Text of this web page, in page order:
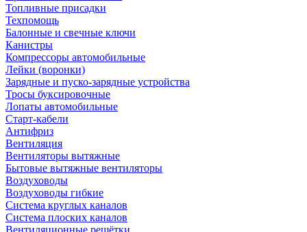
Топливные присадки
Техпомощь
Балонные и свечные ключи
Канистры
Компрессоры автомобильные
Лейки (воронки)
Зарядные и пуско-зарядные устройства
Тросы буксировочные
Лопаты автомобильные
Старт-кабели
Антифриз
Вентиляция
Вентиляторы вытяжные
Бытовые вытяжные вентиляторы
Воздуховоды
Воздуховоды гибкие
Система круглых каналов
Система плоских каналов
Вентиляционные решётки